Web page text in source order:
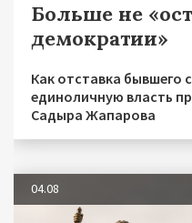
Больше не
демократии»
Как отставка бывшего
единоличную власть
Садыра Жапарова
04.08